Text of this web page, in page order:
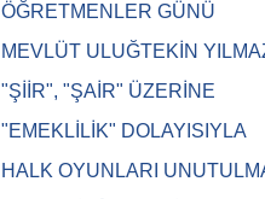
ÖĞRETMENLER GÜNÜ
MEVLÜT ULUĞTEKİN
"ŞİİR", "ŞAİR" ÜZERİNE
"EMEKLİLİK" DOLAYISIYLA
HALK OYUNLARI